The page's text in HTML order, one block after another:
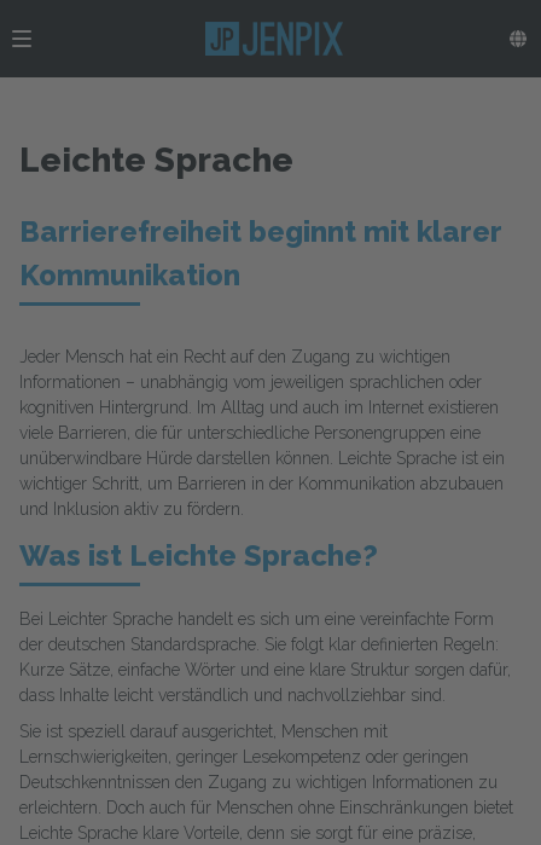
Leichte Sprache
Barrierefreiheit beginnt mit klarer
Kommunikation
Jeder Mensch hat ein Recht auf den Zugang zu wichtigen
Informationen – unabhängig vom jeweiligen sprachlichen oder
kognitiven Hintergrund. Im Alltag und auch im Internet existieren
viele Barrieren, die für unterschiedliche Personengruppen eine
unüberwindbare Hürde darstellen können. Leichte Sprache ist ein
wichtiger Schritt, um Barrieren in der Kommunikation abzubauen
und Inklusion aktiv zu fördern.
Was ist Leichte Sprache?
Bei Leichter Sprache handelt es sich um eine vereinfachte Form
der deutschen Standardsprache. Sie folgt klar definierten Regeln:
Kurze Sätze, einfache Wörter und eine klare Struktur sorgen dafür,
dass Inhalte leicht verständlich und nachvollziehbar sind.
Sie ist speziell darauf ausgerichtet, Menschen mit
Lernschwierigkeiten, geringer Lesekompetenz oder geringen
Deutschkenntnissen den Zugang zu wichtigen Informationen zu
erleichtern. Doch auch für Menschen ohne Einschränkungen bietet
Leichte Sprache klare Vorteile, denn sie sorgt für eine präzise,